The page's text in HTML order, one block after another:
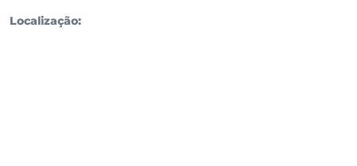
Localização: